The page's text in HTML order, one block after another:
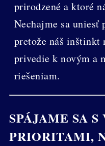
prirodzené a ktoré
Nechajme sa uniesť
pretože náš inštinkt
privedie k novým a
riešeniam.
SPÁJAME SA
PRIORITAMI,